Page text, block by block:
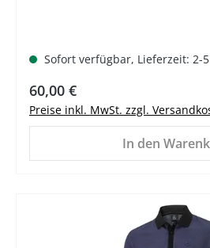
Sofort verfügbar, Lieferzeit: 2-
Regulärer Preis:
60,00 €
Preise inkl. MwSt. zzgl.
In den